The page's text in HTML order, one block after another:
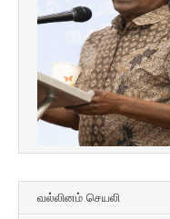
வல்லினம் செயலி